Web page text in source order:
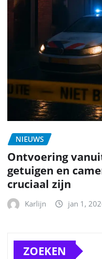
NIEUWS
Ontvoering
getuigen en
cruciaal zijn
Karlijn jan 1,
ZOEKEN